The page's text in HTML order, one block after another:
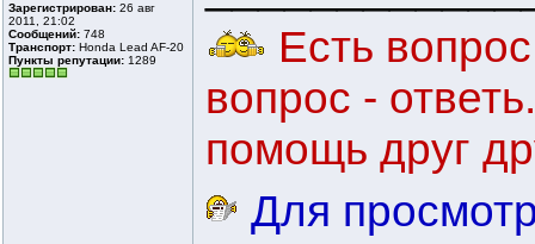
Зарегистрирован: 26 авг
2011, 21:02
Сообщений: 748
Транспорт: Honda Lead AF-20
Пункты репутации: 1289
Есть
вопрос -
помощь друг
Для